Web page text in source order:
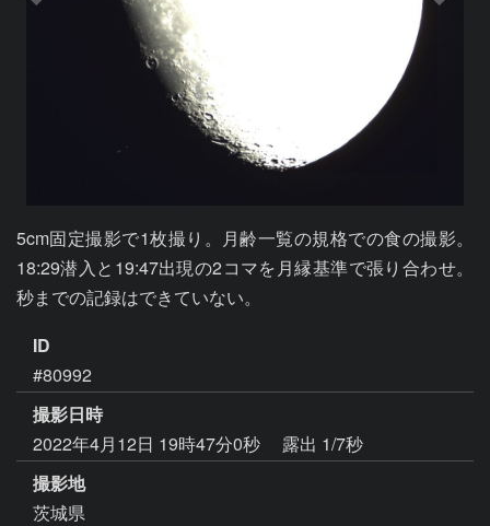
5cm固定撮影で1枚撮り。月齢一覧の規格での食の撮影。
18:29潜入と19:47出現の2コマを月縁基準で張り合わせ。
秒までの記録はできていない。
ID
#80992
撮影日時
2022年4月12日 19時47分0秒
露出 1/7秒
撮影地
茨城県